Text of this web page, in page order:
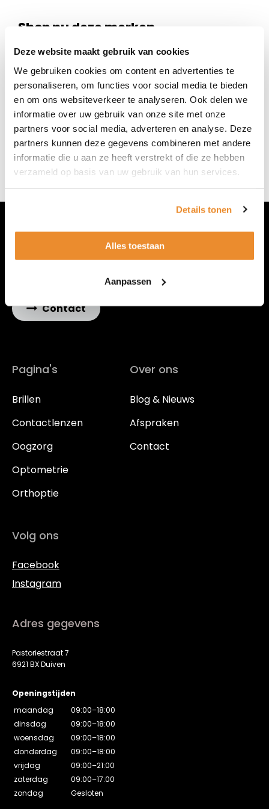
Deze website maakt gebruik van cookies
We gebruiken cookies om content en advertenties te
personaliseren, om functies voor social media te bieden
en om ons websiteverkeer te analyseren. Ook delen we
informatie over uw gebruik van onze site met onze
partners voor social media, adverteren en analyse. Deze
partners kunnen deze gegevens combineren met andere
informatie die u aan ze heeft verstrekt of die ze hebben
verzameld op basis van uw gebruik van hun services.
Details tonen
Alles toestaan
Aanpassen
Shop nu deze merken
Als je graag monturen of zonnebrillen wilt passen
afspraak of loop eens binnen bij Van de Wetering
Optiek & Optometrie in Duiven.
E-mail: info@vdwoptiek.nl
Contact
Pagina's
Brillen
Contactlenzen
Oogzorg
Optometrie
Orthoptie
Over ons
Blog & Nieuws
Afspraken
Contact
Volg ons
Facebook
Instagram
Adres gegevens
Pastoriestraat 7
6921 BX Duiven
Openingstijden
maandag
09:00–18:00
dinsdag
09:00–18:00
woensdag
09:00–18:00
donderdag
09:00–18:00
vrijdag
09:00–21:00
zaterdag
09:00–17:00
zondag
Gesloten